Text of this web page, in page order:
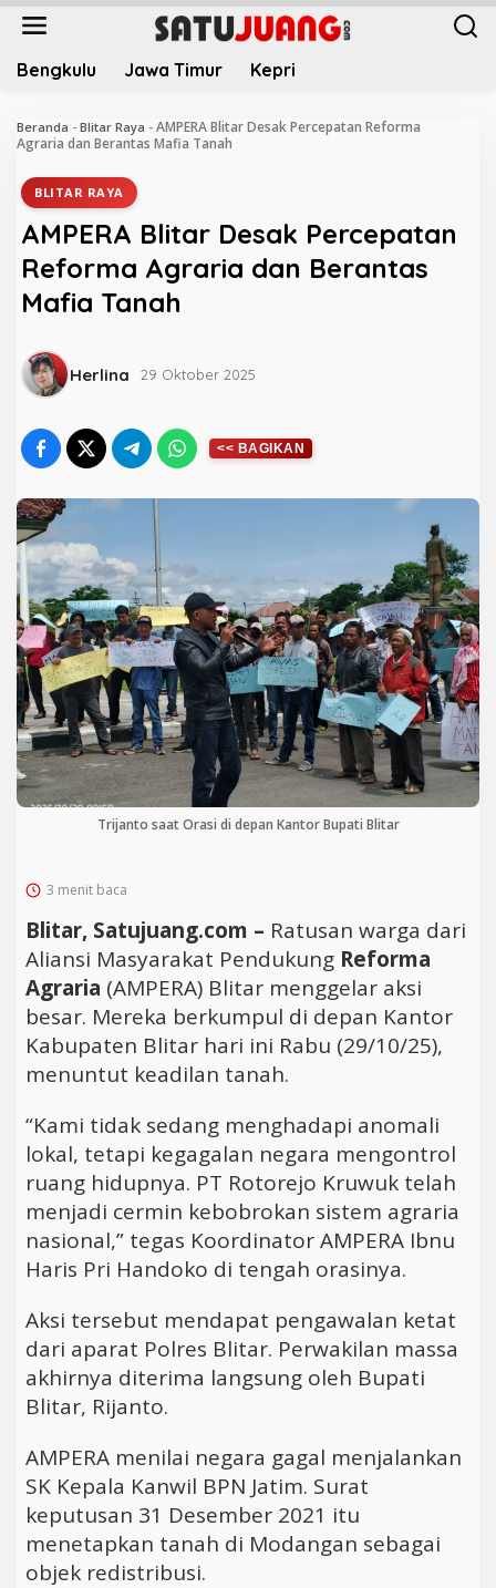
L
Bengkulu Jawa Timur Kepri
Beranda - Blitar Raya - AMPERA Blitar Desak Percepatan Reforma
Agraria dan Berantas Mafia Tanah
BLITAR RAYA
AMPERA Blitar Desak Percepatan
Reforma Agraria dan Berantas
Mafia Tanah
Herlina 29 Oktober 2025
Trijanto saat Orasi di depan Kantor Bupati Blitar
3 menit baca
Blitar, Satujuang.com – Ratusan warga dari
Aliansi Masyarakat Pendukung Reforma
Agraria (AMPERA) Blitar menggelar aksi
besar. Mereka berkumpul di depan Kantor
Kabupaten Blitar hari ini Rabu (29/10/25),
menuntut keadilan tanah.
“Kami tidak sedang menghadapi anomali
lokal, tetapi kegagalan negara mengontrol
ruang hidupnya. PT Rotorejo Kruwuk telah
menjadi cermin kebobrokan sistem agraria
nasional,” tegas Koordinator AMPERA Ibnu
Haris Pri Handoko di tengah orasinya.
Aksi tersebut mendapat pengawalan ketat
dari aparat Polres Blitar. Perwakilan massa
akhirnya diterima langsung oleh Bupati
Blitar, Rijanto.
AMPERA menilai negara gagal menjalankan
SK Kepala Kanwil BPN Jatim. Surat
keputusan 31 Desember 2021 itu
menetapkan tanah di Modangan sebagai
objek redistribusi.